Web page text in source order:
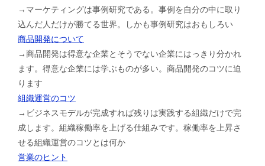
→マーケティングは事例研究である。事例を自分の中に取り
込んだ人だけが勝てる世界。しかも事例研究はおもしろい
商品開発について
→商品開発は得意な企業とそうでない企業にはっきり分かれ
ます。得意な企業には学ぶものが多い。商品開発のコツに迫
ります
組織運営のコツ
→ビジネスモデルが完成すれば残りは実践する組織だけで完
成します。組織稼働率を上げる仕組みです。稼働率を上昇さ
せる組織運営のコツとは何か
営業のヒント